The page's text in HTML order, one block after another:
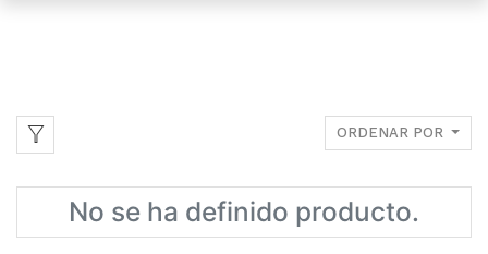
ORDENAR POR
No se ha definido producto.